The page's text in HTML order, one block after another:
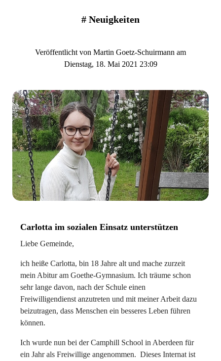
# Neuigkeiten
Veröffentlicht von Martin Goetz-Schuirmann am
Dienstag, 18. Mai 2021 23:09
Carlotta im sozialen Einsatz unterstützen
Liebe Gemeinde,
ich heiße Carlotta, bin 18 Jahre alt und mache zurzeit
mein Abitur am Goethe-Gymnasium. Ich träume schon
sehr lange davon, nach der Schule einen
Freiwilligendienst anzutreten und mit meiner Arbeit dazu
beizutragen, dass Menschen ein besseres Leben führen
können.
Ich wurde nun bei der Camphill School in Aberdeen für
ein Jahr als Freiwillige angenommen. Dieses Internat ist